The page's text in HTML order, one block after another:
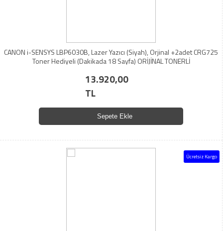
CANON i-SENSYS LBP6030B, Lazer Yazıcı (Siyah), Orjinal +2adet CRG725
Toner Hediyeli (Dakikada 18 Sayfa) ORİJİNAL TONERLİ
13.920,00
TL
Sepete Ekle
Ücretsiz Kargo